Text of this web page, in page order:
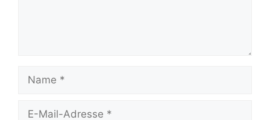
Name